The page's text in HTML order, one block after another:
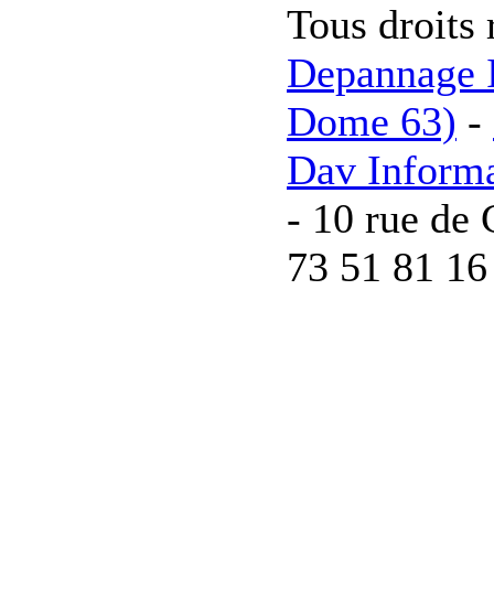
Tous droits
Dome 63) -
Dav
- 10 rue de
73 51 81 16